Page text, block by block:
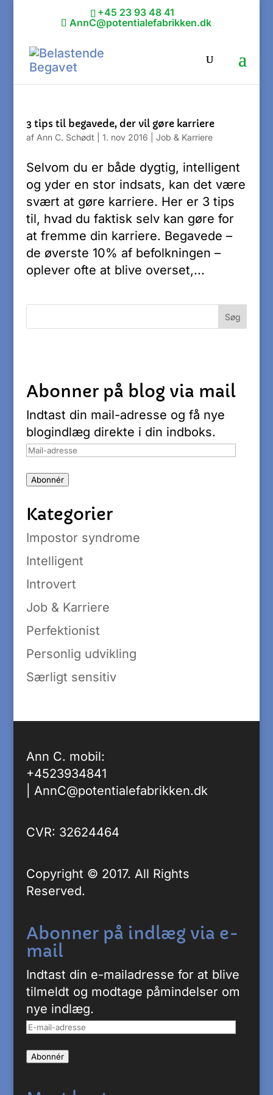
+45 23 93 48 41
AnnC@potentialefabrikken.dk
3 tips til begavede, der vil gøre karriere
af Ann C. Schødt 1. nov 2016 Job & Karriere
Selvom du er både dygtig, intelligent
og yder en stor indsats, kan det være
svært at gøre karriere. Her er 3 tips
til, hvad du faktisk selv kan gøre for
at fremme din karriere. Begavede –
de øverste 10% af befolkningen –
oplever ofte at blive overset,...
Abonner på blog via mail
Indtast din mail-adresse og få nye
blogindlæg direkte i din indboks.
Mail-
Abonnér
Kategorier
Impostor syndrome
Intelligent
Introvert
Job & Karriere
Perfektionist
Personlig udvikling
Særligt sensitiv
Ann C. mobil:
+4523934841
AnnC@potentialefabrikken.dk
CVR: 32624464
Copyright © 2017. All Rights
Reserved.
Abonner på indlæg via e-
mail
Indtast din e-mailadresse for at blive
tilmeldt og modtage påmindelser om
nye indlæg.
E-
adresse
Abonnér